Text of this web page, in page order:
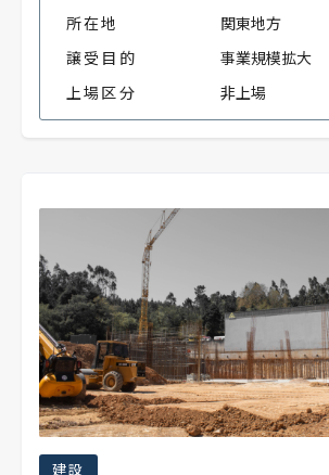
所在地
関東地方
譲受目的
事業規模拡大
上場区分
非上場
建設